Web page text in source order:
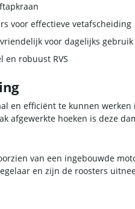
voor effectieve vetafscheiding
voor dagelijks gebruik
en robuust RVS
en efficiënt te kunnen
afgewerkte hoeken is deze
van een ingebouwde
en zijn de roosters